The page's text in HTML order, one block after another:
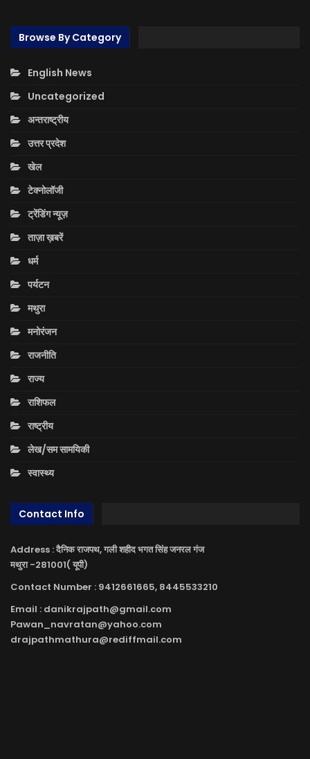
Browse By Category
English News
Uncategorized
अन्तराष्ट्रीय
उत्तर प्रदेश
खेल
टेक्नोलॉजी
ट्रेंडिंग न्यूज़
ताज़ा ख़बरें
धर्म
पर्यटन
मथुरा
मनोरंजन
राजनीति
राज्य
राशिफल
राष्ट्रीय
लेख/सम सामयिकी
स्वास्थ्य
Contact Info
Address : दैनिक राजपथ, गली शहीद भगत सिंह जनरल गंज
मथुरा -281001( यूपी)
Contact Number : 9412661665, 8445533210
Email : danikrajpath@gmail.com
Pawan_navratan@yahoo.com
drajpathmathura@rediffmail.com